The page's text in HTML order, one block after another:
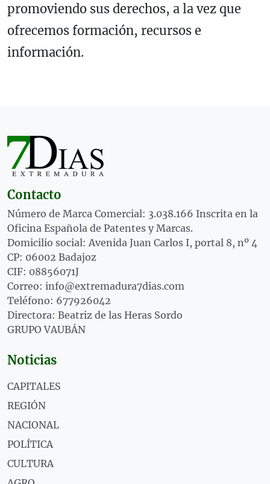
promoviendo sus derechos, a la vez que
ofrecemos formación, recursos e
información.
Contacto
Número de Marca Comercial: 3.038.166 Inscrita en la
Oficina Española de Patentes y Marcas.
Domicilio social: Avenida Juan Carlos I, portal 8, nº 4
CP: 06002 Badajoz
CIF: 08856071J
Correo: info@extremadura7dias.com
Teléfono: 677926042
Directora: Beatriz de las Heras Sordo
GRUPO VAUBÁN
Noticias
CAPITALES
REGIÓN
NACIONAL
POLÍTICA
CULTURA